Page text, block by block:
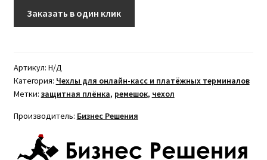
Заказать в один клик
Артикул: Н/Д
Категория: Чехлы для онлайн-касс и платёжных терминалов
Метки: защитная плёнка, ремешок, чехол
Производитель: Бизнес Решения